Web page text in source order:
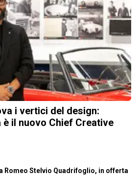
i vertici del design:
è il nuovo Chief Creative
Romeo Stelvio Quadrifoglio, in offerta